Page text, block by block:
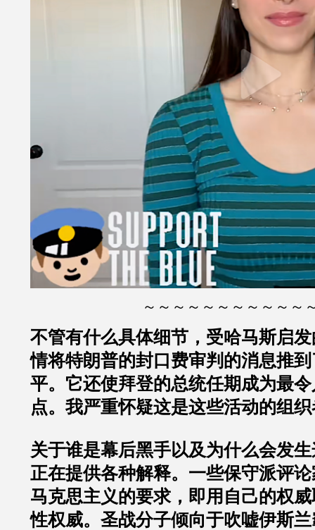
～～～～～～～～～～～
不管有什么具体细节，受哈马斯启
情将特朗普的封口费审判的消息推
平。它还使拜登的总统任期成为最
点。我严重怀疑这是这些活动的组
关于谁是幕后黑手以及为什么会发
正在提供各种解释。一些保守派评
马克思主义的要求，即用自己的权
性权威。圣战分子倾向于吹嘘伊斯